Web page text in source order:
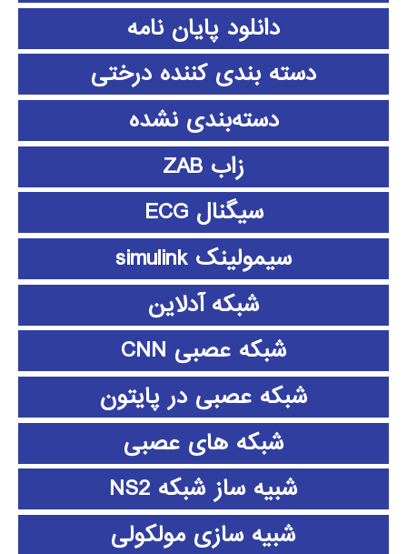
دانلود پايان نامه
دسته بندی کننده درختی
دسته‌بندی نشده
زاب ZAB
سیگنال ECG
سیمولینک simulink
شبکه آدلاین
شبکه عصبی CNN
شبکه عصبی در پایتون
شبکه های عصبی
شبیه ساز شبکه NS2
شبیه سازی مولکولی